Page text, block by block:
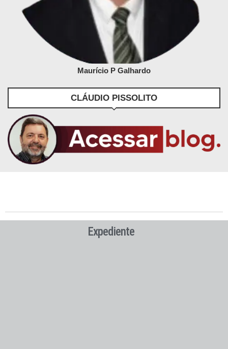
Maurício P Galhardo
CLÁUDIO PISSOLITO
Expediente